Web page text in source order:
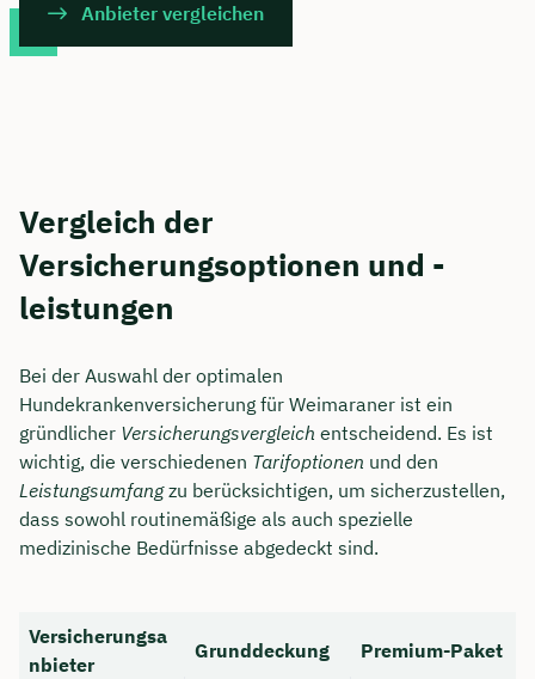
Anbieter vergleichen
Vergleich der
Versicherungsoptionen und -
leistungen
Bei der Auswahl der optimalen
Hundekrankenversicherung für Weimaraner ist ein
gründlicher Versicherungsvergleich entscheidend. Es ist
wichtig, die verschiedenen Tarifoptionen und den
Leistungsumfangzu berücksichtigen, um sicherzustellen,
dass sowohl routinemäßige als auch spezielle
medizinische Bedürfnisse abgedeckt sind.
Versicherungsa
nbieter
Grunddeckung Premium-Paket